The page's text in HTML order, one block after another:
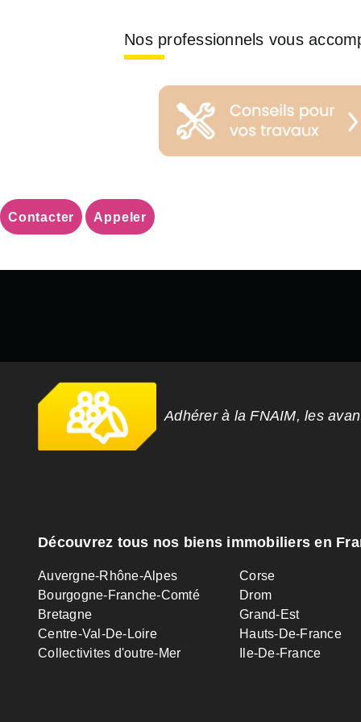
Nos professionnels vous
Contacter Appeler
Adhérer à la FNAIM, les
Découvrez tous nos biens immobiliers en
Auvergne-Rhône-Alpes
Bourgogne-Franche-Comté
Bretagne
Centre-Val-De-Loire
Collectivites d'outre-Mer
Corse
Drom
Grand-Est
Hauts-De-France
Ile-De-France